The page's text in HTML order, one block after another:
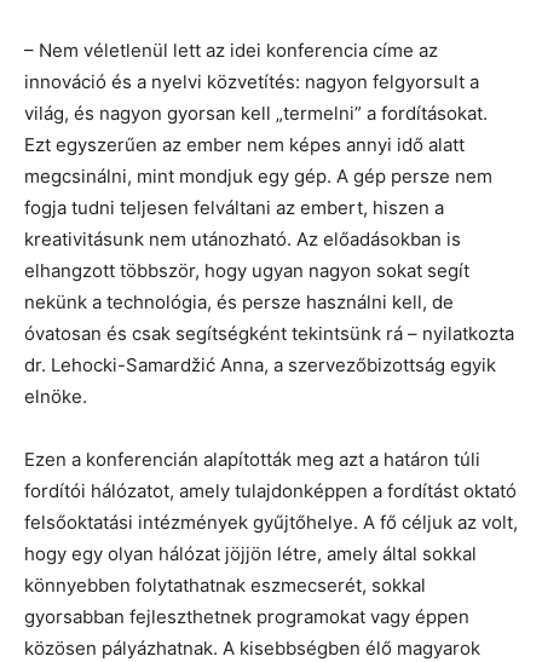
– Nem véletlenül lett az idei konferencia címe az
innováció és a nyelvi közvetítés: nagyon felgyorsult a
világ, és nagyon gyorsan kell „termelni” a fordításokat.
Ezt egyszerűen az ember nem képes annyi idő alatt
megcsinálni, mint mondjuk egy gép. A gép persze nem
fogja tudni teljesen felváltani az embert, hiszen a
kreativitásunk nem utánozható. Az előadásokban is
elhangzott többször, hogy ugyan nagyon sokat segít
nekünk a technológia, és persze használni kell, de
óvatosan és csak segítségként tekintsünk rá – nyilatkozta
dr. Lehocki-Samardžić Anna, a szervezőbizottság egyik
elnöke.
Ezen a konferencián alapították meg azt a határon túli
fordítói hálózatot, amely tulajdonképpen a fordítást oktató
felsőoktatási intézmények gyűjtőhelye. A fő céljuk az volt,
hogy egy olyan hálózat jöjjön létre, amely által sokkal
könnyebben folytathatnak eszmecserét, sokkal
gyorsabban fejleszthetnek programokat vagy éppen
közösen pályázhatnak. A kisebbségben élő magyarok